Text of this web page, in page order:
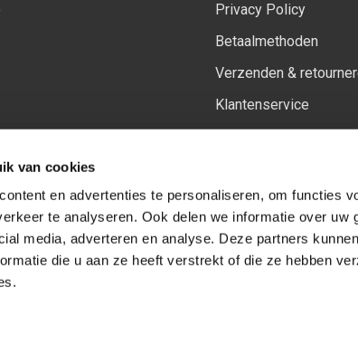
van cookies
en advertenties te personaliseren, om functies
te analyseren. Ook delen we informatie over uw
media, adverteren en analyse. Deze partners
die u aan ze heeft verstrekt of die ze hebben
Privacy Policy
Betaalmethoden
Verzenden &
Klantenservice
Volg ons op:
Facebook
YoutubeInstagram